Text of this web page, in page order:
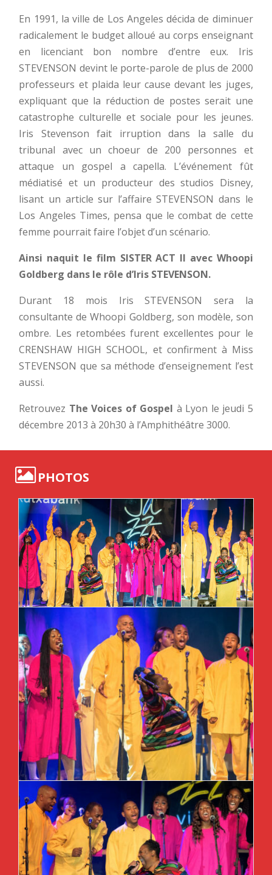
En 1991, la ville de Los Angeles décida de diminuer
radicalement le budget alloué au corps enseignant
en licenciant bon nombre d’entre eux. Iris
STEVENSON devint le porte-parole de plus de 2000
professeurs et plaida leur cause devant les juges,
expliquant que la réduction de postes serait une
catastrophe culturelle et sociale pour les jeunes.
Iris Stevenson fait irruption dans la salle du
tribunal avec un choeur de 200 personnes et
attaque un gospel a capella. L’événement fût
médiatisé et un producteur des studios Disney,
lisant un article sur l’affaire STEVENSON dans le
Los Angeles Times, pensa que le combat de cette
femme pourrait faire l’objet d’un scénario.
Ainsi naquit le film SISTER ACT II avec Whoopi
Goldberg dans le rôle d’Iris STEVENSON.
Durant 18 mois Iris STEVENSON sera la
consultante de Whoopi Goldberg, son modèle, son
ombre. Les retombées furent excellentes pour le
CRENSHAW HIGH SCHOOL, et confirment à Miss
STEVENSON que sa méthode d’enseignement l’est
aussi.
Retrouvez The Voices of Gospel à Lyon le jeudi 5
décembre 2013 à 20h30 à l’Amphithéâtre 3000.
PHOTOS